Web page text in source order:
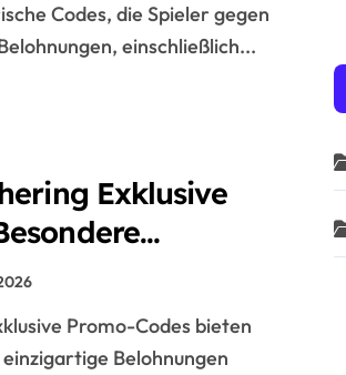
Codes, die Spieler gegen
einschließlich...
Exklusive
Einzigartige
Belohnungen
h
o
: